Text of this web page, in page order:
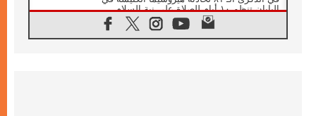
اليابان تنظم ١٠ أيام للصلاة على نية السلام
الكنيسة في الأوروغواي: زيارة البابا ستعزز